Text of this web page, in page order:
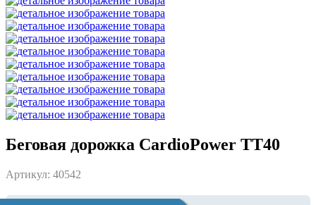
Беговая дорожка CardioPower TT40
Артикул: 40542